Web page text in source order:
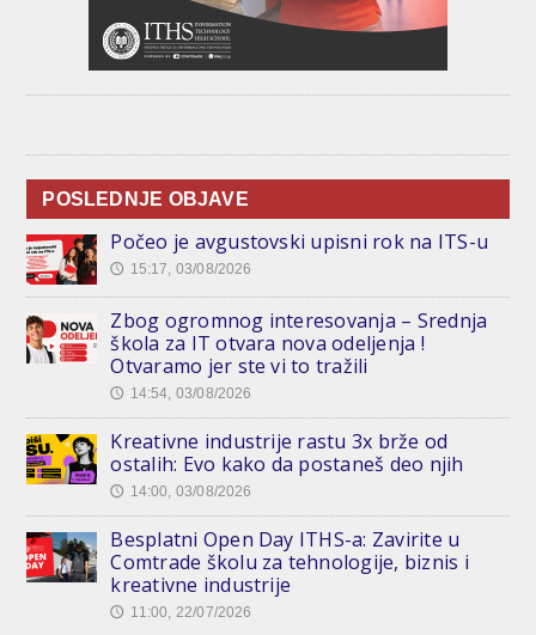
POSLEDNJE OBJAVE
Počeo je avgustovski upisni rok na ITS-u
🕔 15:17, 03/08/2026
Zbog ogromnog interesovanja – Srednja
škola za IT otvara nova odeljenja !
Otvaramo jer ste vi to tražili
🕔 14:54, 03/08/2026
Kreativne industrije rastu 3x brže od
ostalih: Evo kako da postaneš deo njih
🕔 14:00, 03/08/2026
Besplatni Open Day ITHS-a: Zavirite u
Comtrade školu za tehnologije, biznis i
kreativne industrije
🕔 11:00, 22/07/2026